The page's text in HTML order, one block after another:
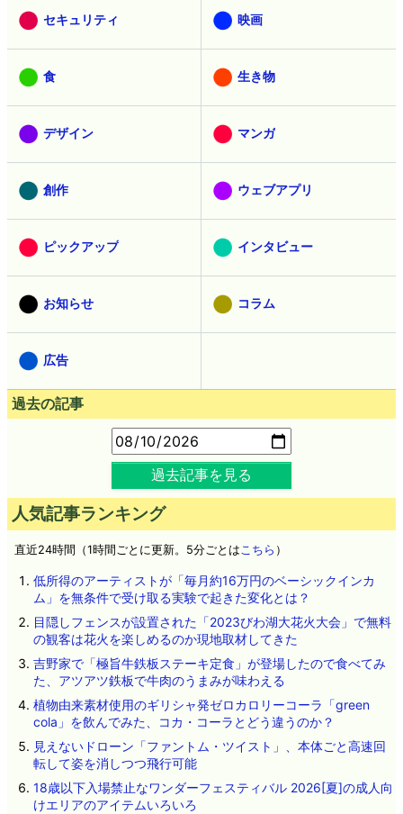
セキュリティ 映画
食 生き物
デザイン マンガ
創作 ウェブアプリ
ピックアップ インタビュー
お知らせ コラム
広告
過去の記事
過去記事を見る
人気記事ランキング
直近24時間（1時間ごとに更新。5分ごとはこちら ）
低所得のアーティストが「毎月約16万円のベーシックインカ
ム」を無条件で受け取る実験で起きた変化とは？
目隠しフェンスが設置された「2023びわ湖大花火大会」で無料
の観客は花火を楽しめるのか現地取材してきた
吉野家で「極旨牛鉄板ステーキ定食」が登場したので食べてみ
た、アツアツ鉄板で牛肉のうまみが味わえる
植物由来素材使用のギリシャ発ゼロカロリーコーラ「green
cola」を飲んでみた、コカ・コーラとどう違うのか？
見えないドローン「ファントム・ツイスト」、本体ごと高速回
転して姿を消しつつ飛行可能
18歳以下入場禁止なワンダーフェスティバル 2026[夏]の成人向
けエリアのアイテムいろいろ